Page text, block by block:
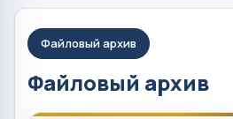
Файловый архив
Файловый архив